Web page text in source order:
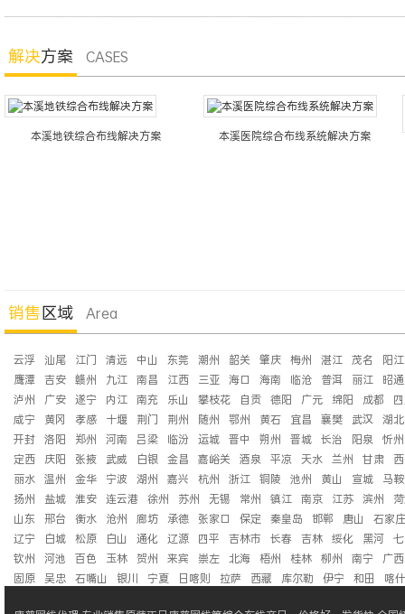
解决方案 CASES
本溪地铁综合布线解决方案 本溪医院综合布线系统解决方案
销售区域 Area
云浮 汕尾 江门 清远 中山 东莞 潮州 韶关 肇庆 梅州 湛江 茂名
阳江
鹰潭 吉安 赣州 九江 南昌 江西 三亚 海口 海南 临沧 普洱 丽江
昭通
泸州
广安 遂宁 内江 南充 乐山 攀枝花 自贡 德阳 广元 绵阳 成都
咸宁
黄冈 孝感 十堰 荆门 荆州 随州 鄂州 黄石 宜昌 襄樊 武汉 湖北
开封 洛阳 郑州 河南 吕梁 临汾 运城 晋中 朔州 晋城 长治 阳泉 忻州
定西
庆阳 张掖 武威 白银 金昌 嘉峪关 酒泉 平凉 天水 兰州 甘肃
丽水 温州 金华 宁波 湖州 嘉兴 杭州 浙江 铜陵 池州 黄山 宣城
马
扬州
盐城 淮安 连云港 徐州 苏州 无锡 常州 镇江 南京 江苏 滨州
山东
邢台 衡水 沧州 廊坊 承德 张家口 保定 秦皇岛 邯郸 唐山
石家庄
辽宁
白城 松原 白山 通化 辽源 四平 吉林市 长春 吉林 绥化 黑河
钦州
河池 百色 玉林 贺州 来宾 崇左 北海 梧州 桂林 柳州 南宁
广西
固原
吴忠 石嘴山 银川 宁夏 日喀则 拉萨 西藏 库尔勒 伊宁 和田 喀什